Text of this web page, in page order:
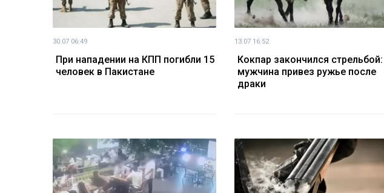
30.07 06:49
При нападении на КПП погибли 15
человек в Пакистане
13.07 16:52
Кокпар закончился стрельбой:
мужчина привез ружье после
драки